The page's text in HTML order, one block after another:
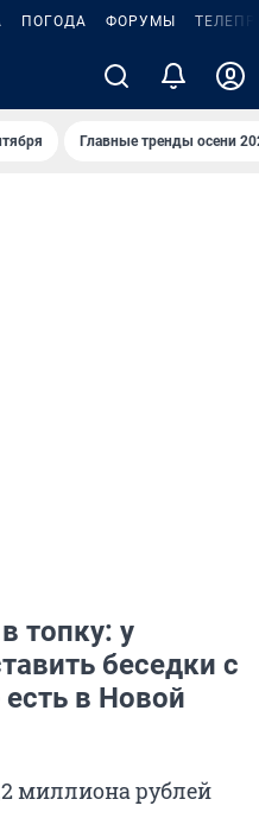
ПОГОДА ФОРУМЫ
Главные тренды осени
топку: у
беседки с
в Новой
миллиона рублей